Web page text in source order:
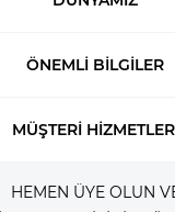
ÖNEMLİ BİLGİLER
MÜŞTERİ
HEMEN ÜYE OLUN